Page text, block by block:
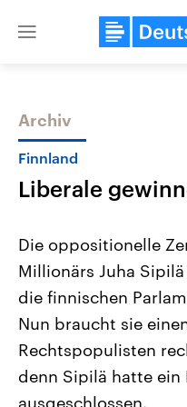
Close
Themen
Landtagswahl Sachsen-
2026
Alle Informationen
Sachsen-Anhalt wählt am
September 2026 einen
Landtag. Seit 2021 wird das
Bundesland von einer
Archiv
Finnland
Liberale
Die oppositionelle
Millionärs Juha
die finnischen
Nun braucht sie
Rechtspopulisten
denn Sipilä hatte ein
ausgeschlossen.